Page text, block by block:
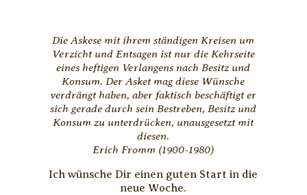
Die Askese mit ihrem ständigen Kreisen um
Verzicht und Entsagen ist nur die Kehrseite
eines heftigen Verlangens nach Besitz und
Konsum. Der Asket mag diese Wünsche
verdrängt haben, aber faktisch beschäftigt er
sich gerade durch sein Bestreben, Besitz und
Konsum zu unterdrücken, unausgesetzt mit
diesen.
Erich Fromm (1900-1980)
Ich wünsche Dir einen guten Start in die
neue Woche.